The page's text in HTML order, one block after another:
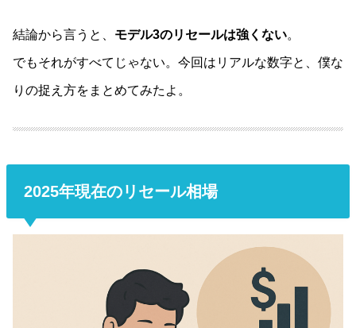
結論から言うと、 モデル3のリセールは強くない。
でもそれがすべてじゃない。今回はリアルな数字と、僕な
りの捉え方をまとめてみたよ。
2025年現在のリセール相場